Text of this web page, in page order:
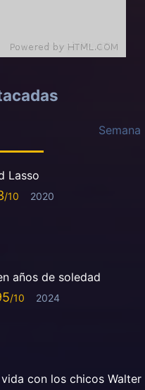
Semana
Lasso
2020
años de soledad
2024
con los chicos Walter